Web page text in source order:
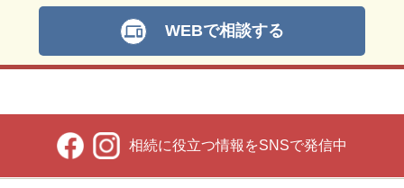
devices WEBで相談する
相続に役立つ情報をSNSで発信中